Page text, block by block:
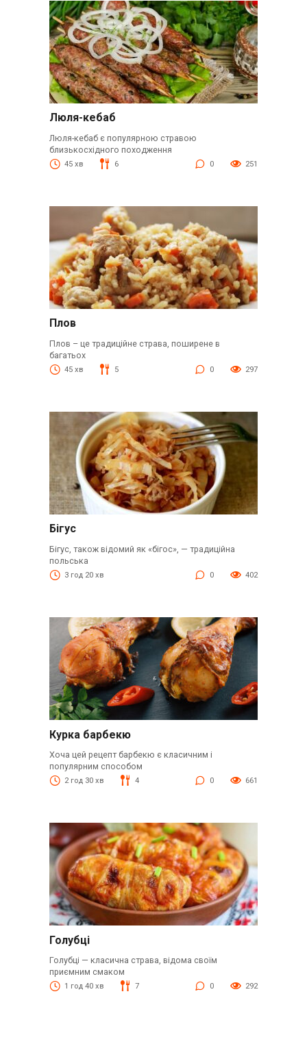
Люля-кебаб
Люля-кебаб є популярною стравою
близькосхідного походження
45 хв 6 0 251
Плов
Плов – це традиційне страва, поширене в
багатьох
45 хв 5 0 297
Бігус
Бігус, також відомий як «бігос», — традиційна
польська
3 год 20 хв 0 402
Курка барбекю
Хоча цей рецепт барбекю є класичним і
популярним способом
2 год 30 хв 4 0 661
Голубці
Голубці — класична страва, відома своїм
приємним смаком
1 год 40 хв 7 0 292